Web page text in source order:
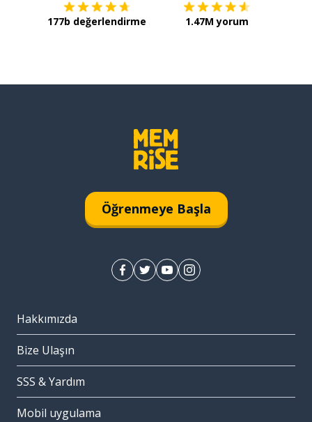
177b değerlendirme 1.47M yorum
Öğrenmeye Başla
Hakkımızda
Bize Ulaşın
SSS & Yardım
Mobil uygulama